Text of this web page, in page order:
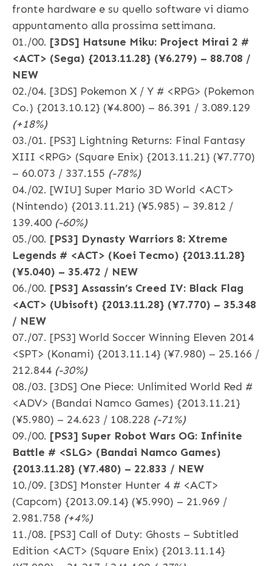
fronte hardware e su quello software vi diamo
appuntamento alla prossima settimana.
01./00. [3DS] Hatsune Miku: Project Mirai 2 #
<ACT> (Sega) {2013.11.28} (¥6.279) – 88.708 /
NEW
02./04. [3DS] Pokemon X / Y # <RPG> (Pokemon
Co.) {2013.10.12} (¥4.800) – 86.391 / 3.089.129
(+18%)
03./01. [PS3] Lightning Returns: Final Fantasy
XIII <RPG> (Square Enix) {2013.11.21} (¥7.770)
– 60.073 / 337.155 (-78%)
04./02. [WIU] Super Mario 3D World <ACT>
(Nintendo) {2013.11.21} (¥5.985) – 39.812 /
139.400 (-60%)
05./00. [PS3] Dynasty Warriors 8: Xtreme
Legends # <ACT> (Koei Tecmo) {2013.11.28}
(¥5.040) – 35.472 / NEW
06./00. [PS3] Assassin’s Creed IV: Black Flag
<ACT> (Ubisoft) {2013.11.28} (¥7.770) – 35.348
/ NEW
07./07. [PS3] World Soccer Winning Eleven 2014
<SPT> (Konami) {2013.11.14} (¥7.980) – 25.166 /
212.844 (-30%)
08./03. [3DS] One Piece: Unlimited World Red #
<ADV> (Bandai Namco Games) {2013.11.21}
(¥5.980) – 24.623 / 108.228 (-71%)
09./00. [PS3] Super Robot Wars OG: Infinite
Battle # <SLG> (Bandai Namco Games)
{2013.11.28} (¥7.480) – 22.833 / NEW
10./09. [3DS] Monster Hunter 4 # <ACT>
(Capcom) {2013.09.14} (¥5.990) – 21.969 /
2.981.758 (+4%)
11./08. [PS3] Call of Duty: Ghosts – Subtitled
Edition <ACT> (Square Enix) {2013.11.14}